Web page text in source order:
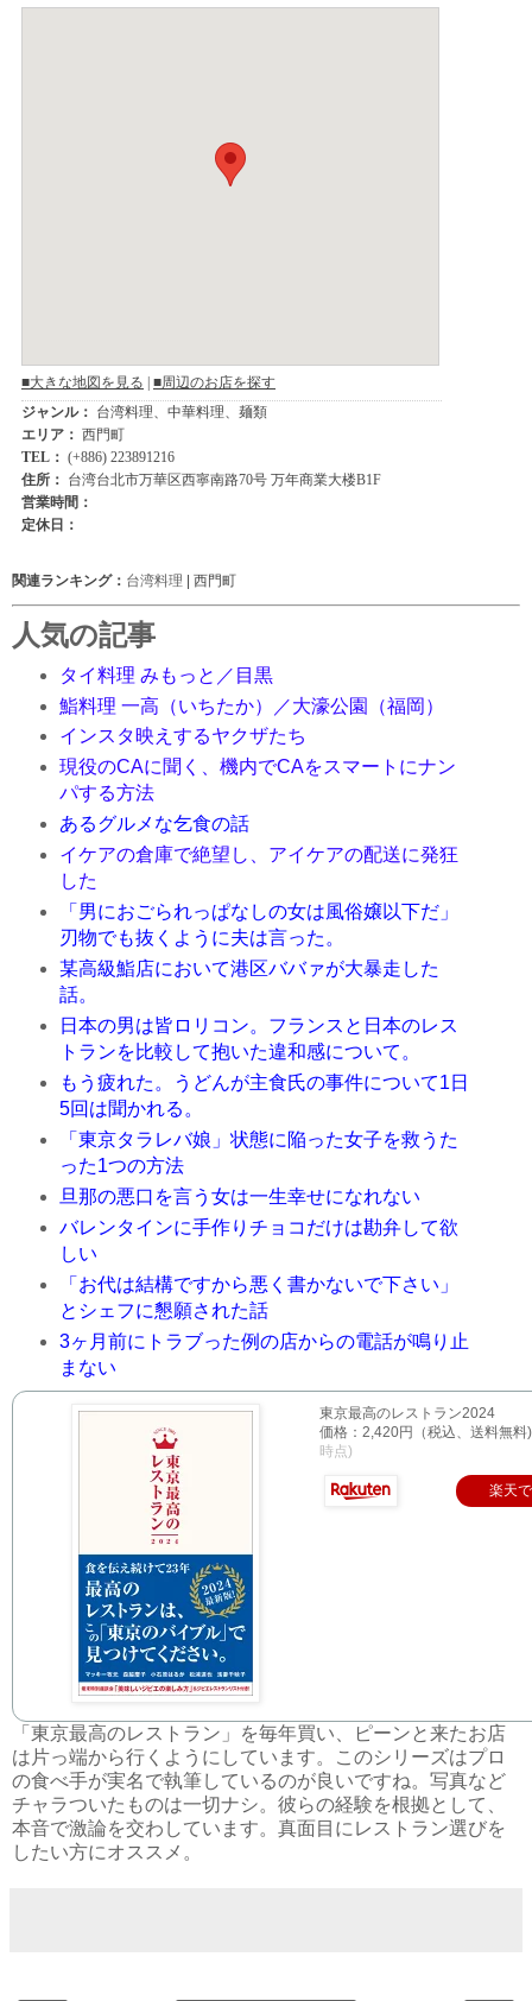
関連ランキング： 台湾料理 | 西門町
人気の記事
タイ料理 みもっと／目黒
鮨料理 一高（いちたか）／大濠公園（福岡）
インスタ映えするヤクザたち
現役のCAに聞く、機内でCAをスマートにナン
パする方法
あるグルメな乞食の話
イケアの倉庫で絶望し、アイケアの配送に発狂
した
「男におごられっぱなしの女は風俗嬢以下だ」
刃物でも抜くように夫は言った。
某高級鮨店において港区ババァが大暴走した
話。
日本の男は皆ロリコン。フランスと日本のレス
トランを比較して抱いた違和感について。
もう疲れた。うどんが主食氏の事件について1日
5回は聞かれる。
「東京タラレバ娘」状態に陥った女子を救うた
った1つの方法
旦那の悪口を言う女は一生幸せになれない
バレンタインに手作りチョコだけは勘弁して欲
しい
「お代は結構ですから悪く書かないで下さい」
とシェフに懇願された話
3ヶ月前にトラブった例の店からの電話が鳴り止
まない
東京最高のレストラン2024
価格：2,420円（税込、送料無料)
時点)
楽天
「東京最高のレストラン」を毎年買い、ピーンと来たお店
は片っ端から行くようにしています。このシリーズはプロ
の食べ手が実名で執筆しているのが良いですね。写真など
チャラついたものは一切ナシ。彼らの経験を根拠として、
本音で激論を交わしています。真面目にレストラン選びを
したい方にオススメ。